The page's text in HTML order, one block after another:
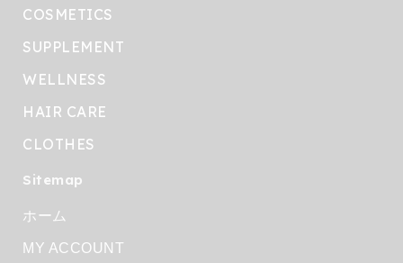
COSMETICS
SUPPLEMENT
WELLNESS
HAIR CARE
CLOTHES
Sitemap
ホーム
MY ACCOUNT